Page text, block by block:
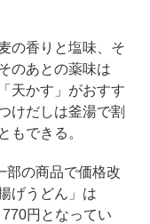
の香りと塩味、そ
のあとの薬味は
天かす」がおすす
けだしは釜湯で割
もできる。
の商品で価格改
げうどん」は
円となってい